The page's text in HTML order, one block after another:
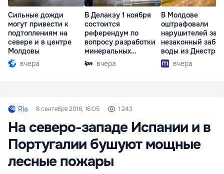
Сильные дожди
могут привести к
подтоплениям на
севере и в центре
Молдовы
вчера
В Делакэу 1 ноября
состоится
референдум по
вопросу разработки
минеральных
ресурсов
вчера
В Молдове
оштрафовали
нарушителей за
незаконный забор
воды из Днестра
вчера
Ria 8 сентября 2016, 16:05 1 243
На северо-западе Испании и в
Португалии бушуют мощные
лесные пожары